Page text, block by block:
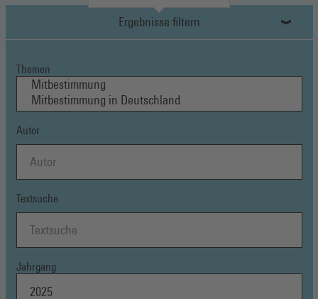
Ergebnisse filtern
Themen
Autor
Textsuche
Jahrgang